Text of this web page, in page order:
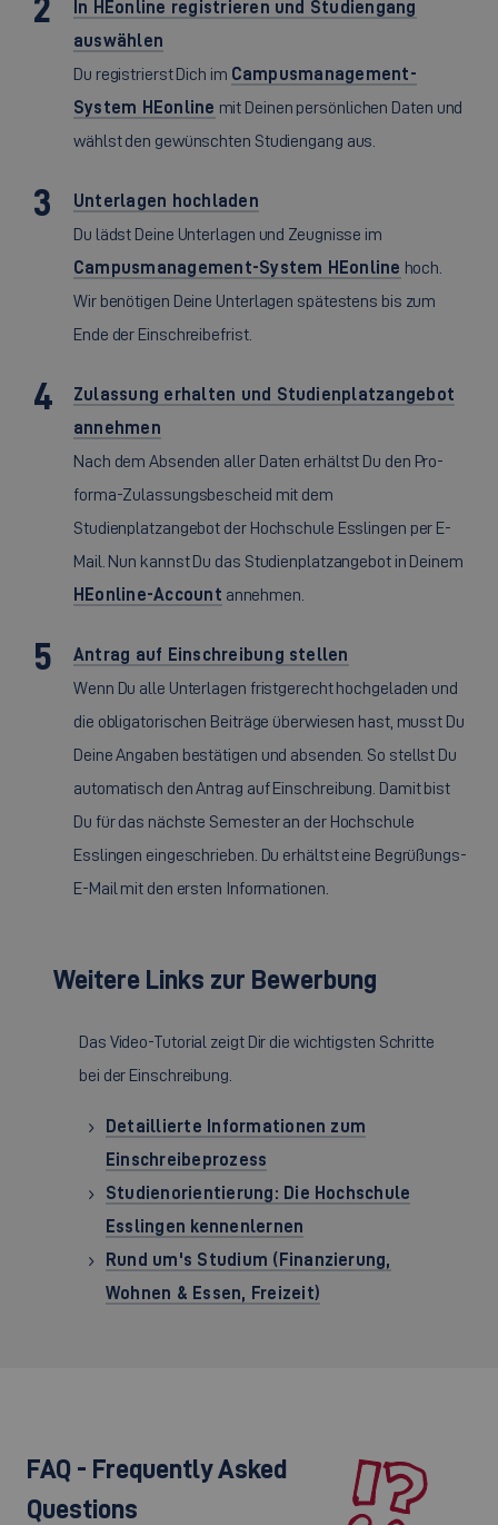
In HEonline registrieren und Studiengang
auswählen
Du registrierst Dich im Campusmanagement-
System HEonline mit Deinen persönlichen Daten und
wählst den gewünschten Studiengang aus.
Unterlagen hochladen
Du lädst Deine Unterlagen und Zeugnisse im
Campusmanagement-System HEonline hoch.
Wir benötigen Deine Unterlagen spätestens bis zum
Ende der Einschreibefrist.
Zulassung erhalten und Studienplatzangebot
annehmen
Nach dem Absenden aller Daten erhältst Du den Pro-
forma-Zulassungsbescheid mit dem
Studienplatzangebot der Hochschule Esslingen per E-
Mail. Nun kannst Du das Studienplatzangebot in Deinem
HEonline-Account annehmen.
Antrag auf Einschreibung stellen
Wenn Du alle Unterlagen fristgerecht hochgeladen und
die obligatorischen Beiträge überwiesen hast, musst Du
Deine Angaben bestätigen und absenden. So stellst Du
automatisch den Antrag auf Einschreibung. Damit bist
Du für das nächste Semester an der Hochschule
Esslingen eingeschrieben. Du erhältst eine Begrüßungs-
E-Mail mit den ersten Informationen.
Weitere Links zur Bewerbung
Das Video-Tutorial zeigt Dir die wichtigsten Schritte
bei der Einschreibung.
Detaillierte Informationen zum
Einschreibeprozess
Studienorientierung: Die Hochschule
Esslingen kennenlernen
Rund um's Studium (Finanzierung,
Wohnen & Essen, Freizeit)
FAQ - Frequently Asked
Questions